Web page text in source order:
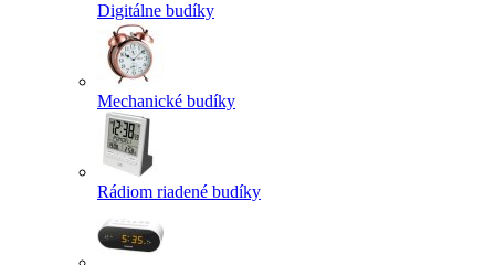
Digitálne budíky
Mechanické budíky
Rádiom riadené budíky